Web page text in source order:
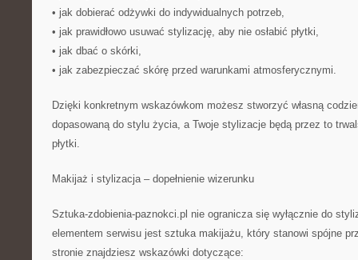
• jak dobierać odżywki do indywidualnych potrzeb,
• jak prawidłowo usuwać stylizację, aby nie osłabić płytki,
• jak dbać o skórki,
• jak zabezpieczać skórę przed warunkami atmosferycznymi.
Dzięki konkretnym wskazówkom możesz stworzyć własną
dopasowaną do stylu życia, a Twoje stylizacje będą przez to
płytki.
Makijaż i stylizacja – dopełnienie wizerunku
Sztuka-zdobienia-paznokci.pl nie ogranicza się wyłącznie do
elementem serwisu jest sztuka makijażu, który stanowi spójne
stronie znajdziesz wskazówki dotyczące: